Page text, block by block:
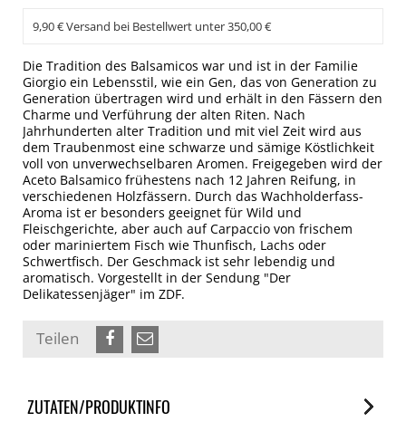
9,90 € Versand bei Bestellwert unter 350,00 €
Die Tradition des Balsamicos war und ist in der Familie
Giorgio ein Lebensstil, wie ein Gen, das von Generation zu
Generation übertragen wird und erhält in den Fässern den
Charme und Verführung der alten Riten. Nach
Jahrhunderten alter Tradition und mit viel Zeit wird aus
dem Traubenmost eine schwarze und sämige Köstlichkeit
voll von unverwechselbaren Aromen. Freigegeben wird der
Aceto Balsamico frühestens nach 12 Jahren Reifung, in
verschiedenen Holzfässern. Durch das Wachholderfass-
Aroma ist er besonders geeignet für Wild und
Fleischgerichte, aber auch auf Carpaccio von frischem
oder mariniertem Fisch wie Thunfisch, Lachs oder
Schwertfisch. Der Geschmack ist sehr lebendig und
aromatisch. Vorgestellt in der Sendung "Der
Delikatessenjäger" im ZDF.
Teilen
ZUTATEN/PRODUKTINFO